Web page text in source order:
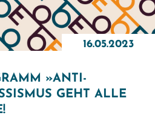
16.05.2023
»ANTI-
GEHT ALLE